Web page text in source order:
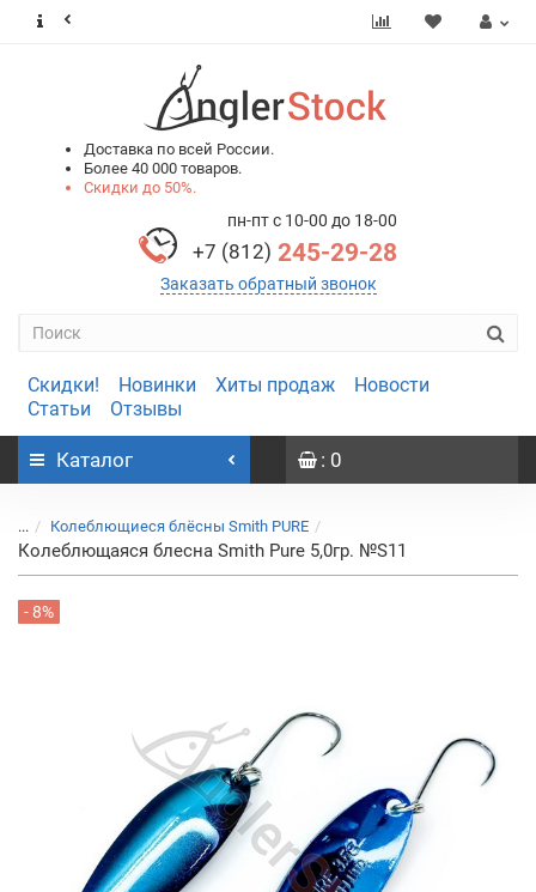
Доставка по всей России.
Более 40 000 товаров.
Скидки до 50%.
пн-пт с 10-00 до 18-00
+7 (812) 245-29-28
Заказать обратный звонок
Скидки! Новинки Хиты продаж
Новости
Статьи
Отзывы
Каталог : 0
... Колеблющиеся блёсны Smith PURE
Колеблющаяся блесна Smith Pure 5,0гр. №S11
- 8%